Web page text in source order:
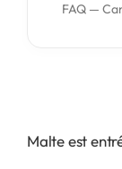
FAQ —
Malte est